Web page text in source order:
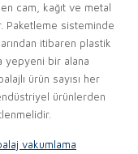
cam, kağıt ve metal
Paketleme sisteminde
itibaren plastik
yepyeni bir alana
ürün sayısı her
ürünlerden
vakumlama